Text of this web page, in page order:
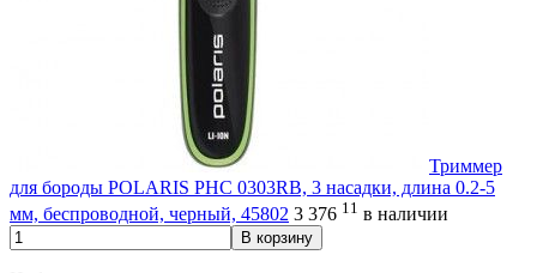
Триммер
для бороды POLARIS PHC 0303RB, 3 насадки, длина 0.2-5
мм, беспроводной, черный, 45802 3 376 11 в наличии
В корзину